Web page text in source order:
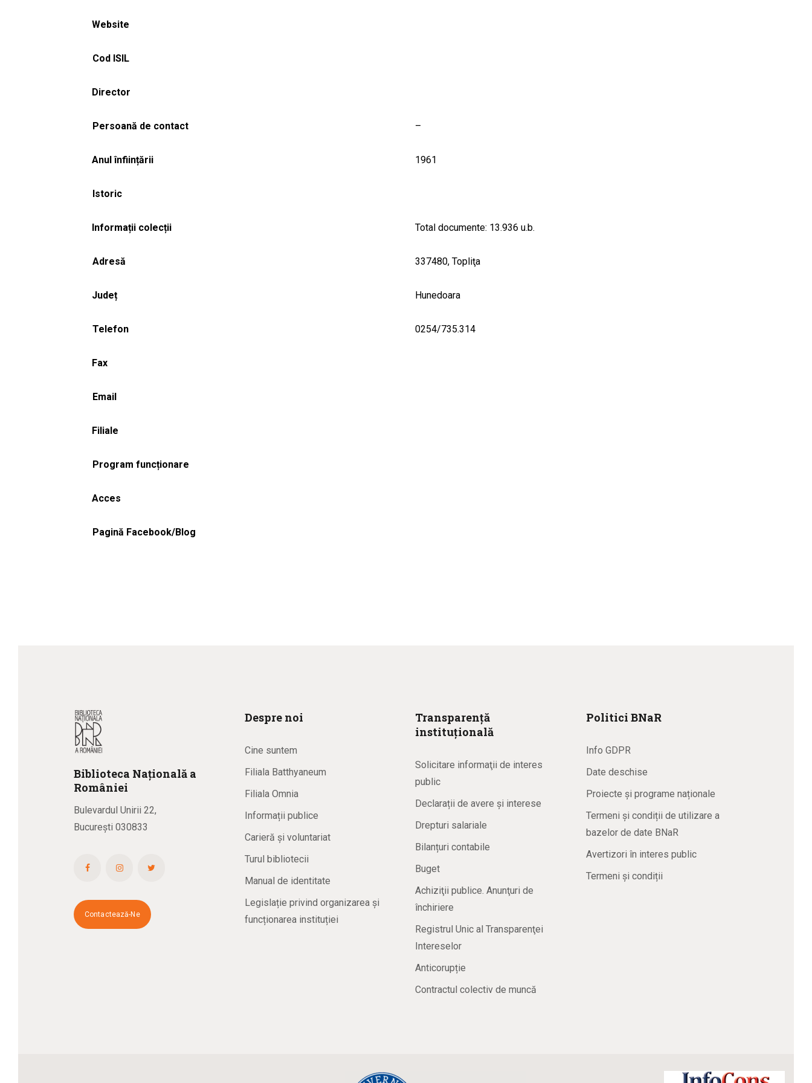
Website
Cod ISIL
Director
Persoană de contact –
Anul înființării 1961
Istoric
Informații colecții Total documente: 13.936 u.b.
Adresă 337480, Topliţa
Județ Hunedoara
Telefon 0254/735.314
Fax
Email
Filiale
Program funcționare
Acces
Pagină Facebook/Blog
Biblioteca Națională a
României
Bulevardul Unirii 22,
București 030833
Contactează-Ne
Despre noi
Cine suntem
Filiala Batthyaneum
Filiala Omnia
Informații publice
Carieră și voluntariat
Turul bibliotecii
Manual de identitate
Legislație privind organizarea și
funcționarea instituției
Transparență
instituțională
Solicitare informaţii de interes
public
Declarații de avere și interese
Drepturi salariale
Bilanțuri contabile
Buget
Achiziţii publice. Anunţuri de
închiriere
Registrul Unic al Transparenţei
Intereselor
Anticorupție
Contractul colectiv de muncă
Politici BNaR
Info GDPR
Date deschise
Proiecte și programe naționale
Termeni și condiții de utilizare a
bazelor de date BNaR
Avertizori în interes public
Termeni și condiții